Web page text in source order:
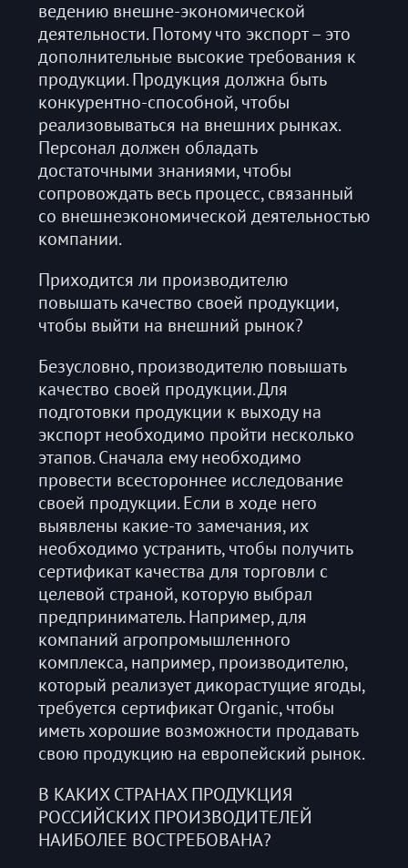
ведению внешне-экономической
деятельности. Потому что экспорт – это
дополнительные высокие требования к
продукции. Продукция должна быть
конкурентно-способной, чтобы
реализовываться на внешних рынках.
Персонал должен обладать
достаточными знаниями, чтобы
сопровождать весь процесс, связанный
со внешнеэкономической деятельностью
компании.
Приходится ли производителю
повышать качество своей продукции,
чтобы выйти на внешний рынок?
Безусловно, производителю повышать
качество своей продукции. Для
подготовки продукции к выходу на
экспорт необходимо пройти несколько
этапов. Сначала ему необходимо
провести всестороннее исследование
своей продукции. Если в ходе него
выявлены какие-то замечания, их
необходимо устранить, чтобы получить
сертификат качества для торговли с
целевой страной, которую выбрал
предприниматель. Например, для
компаний агропромышленного
комплекса, например, производителю,
который реализует дикорастущие ягоды,
требуется сертификат Organic, чтобы
иметь хорошие возможности продавать
свою продукцию на европейский рынок.
В КАКИХ СТРАНАХ ПРОДУКЦИЯ
РОССИЙСКИХ ПРОИЗВОДИТЕЛЕЙ
НАИБОЛЕЕ ВОСТРЕБОВАНА?